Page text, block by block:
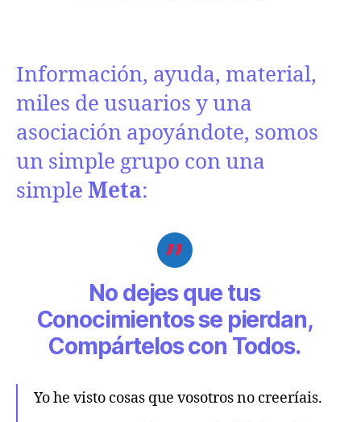
Información, ayuda, material,
miles de usuarios y una
asociación apoyándote, somos
un simple grupo con una
simple Meta:
No dejes que tus
Conocimientos se pierdan,
Compártelos con Todos.
Yo he visto cosas que vosotros no creeríais.